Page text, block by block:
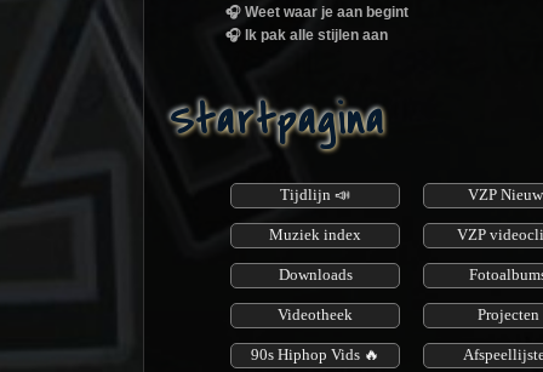
Startpagina
Tijdlijn 📣 VZP
Muziek index VZP
Downloads
Videotheek Projecten
90s Hiphop Vids 🔥